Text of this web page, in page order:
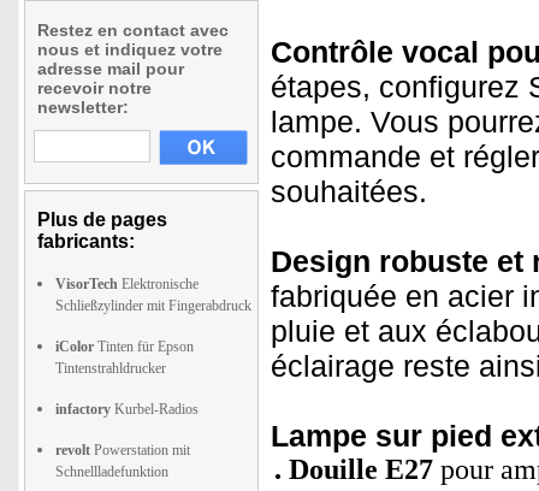
Restez en contact avec
nous et indiquez votre
adresse mail pour
recevoir notre
newsletter:
Plus de pages
fabricants:
VisorTech Elektronische
Schließzylinder mit Fingerabdruck
iColor Tinten für Epson
Tintenstrahldrucker
infactory Kurbel-Radios
revolt Powerstation mit
Schnellladefunktion
Contrôle vocal
étapes, configurez
lampe. Vous
commande et
souhaitées.
Design robuste et
fabriquée en acier
pluie et aux
éclairage reste
Lampe sur pied
Douille E27 pour